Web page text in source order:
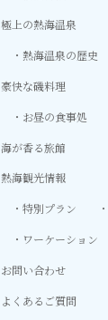
極上の熱海温泉
熱海温泉の歴史
豪快な磯料理
お昼の食事処
海が香る旅館
熱海観光情報
特別プラン
ワーケーション
お問い合わせ
よくあるご質問